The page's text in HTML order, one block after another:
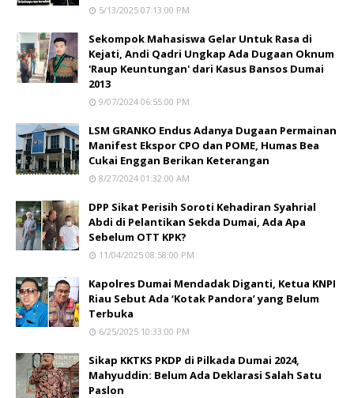
5/13/2025 07:13:00 PM
Sekompok Mahasiswa Gelar Untuk Rasa di
Kejati, Andi Qadri Ungkap Ada Dugaan Oknum
'Raup Keuntungan' dari Kasus Bansos Dumai
2013
9/07/2024 06:55:00 PM
LSM GRANKO Endus Adanya Dugaan Permainan
Manifest Ekspor CPO dan POME, Humas Bea
Cukai Enggan Berikan Keterangan
8/27/2024 01:32:00 AM
DPP Sikat Perisih Soroti Kehadiran Syahrial
Abdi di Pelantikan Sekda Dumai, Ada Apa
Sebelum OTT KPK?
11/04/2025 08:58:00 PM
Kapolres Dumai Mendadak Diganti, Ketua KNPI
Riau Sebut Ada ‘Kotak Pandora’ yang Belum
Terbuka
6/25/2025 10:33:00 PM
Sikap KKTKS PKDP di Pilkada Dumai 2024,
Mahyuddin: Belum Ada Deklarasi Salah Satu
Paslon